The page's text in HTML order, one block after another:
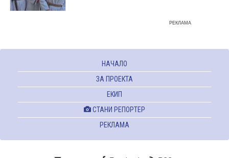
РЕКЛАМА
НАЧАЛО
ЗА ПРОЕКТА
ЕКИП
СТАНИ РЕПОРТЕР
РЕКЛАМА